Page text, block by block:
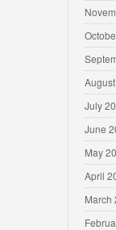
July
June
May
April
March